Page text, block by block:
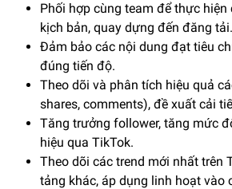
Phối hợp cùng team để thực hiện
kịch bản, quay dựng đến đăng tải.
Đảm bảo các nội dung đạt tiêu
đúng tiến độ.
Theo dõi và phân tích hiệu quả
shares, comments), đề xuất cải
Tăng trưởng follower, tăng mức
hiệu qua TikTok.
Theo dõi các trend mới nhất trên
tảng khác, áp dụng linh hoạt vào